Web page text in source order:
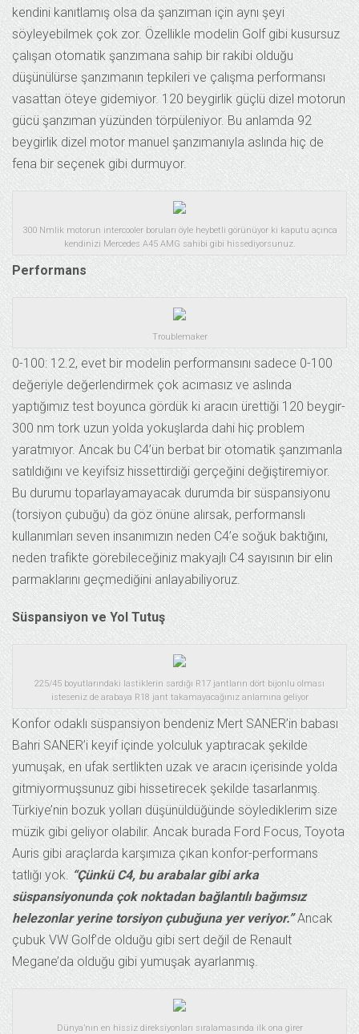
kendini kanıtlamış olsa da şanzıman için aynı şeyi
söyleyebilmek çok zor. Özellikle modelin Golf gibi kusursuz
çalışan otomatik şanzımana sahip bir rakibi olduğu
düşünülürse şanzımanın tepkileri ve çalışma performansı
vasattan öteye gidemiyor. 120 beygirlik güçlü dizel motorun
gücü şanzıman yüzünden törpüleniyor. Bu anlamda 92
beygirlik dizel motor manuel şanzımanıyla aslında hiç de
fena bir seçenek gibi durmuyor.
300 Nmlik motorun intercooler boruları öyle heybetli görünüyor ki kaputu açınca
kendinizi Mercedes A45 AMG sahibi gibi hissediyorsunuz.
Performans
Troublemaker
0-100: 12.2, evet bir modelin performansını sadece 0-100
değeriyle değerlendirmek çok acımasız ve aslında
yaptığımız test boyunca gördük ki aracın ürettiği 120 beygir-
300 nm tork uzun yolda yokuşlarda dahi hiç problem
yaratmıyor. Ancak bu C4’ün berbat bir otomatik şanzımanla
satıldığını ve keyifsiz hissettirdiği gerçeğini değiştiremiyor.
Bu durumu toparlayamayacak durumda bir süspansiyonu
(torsiyon çubuğu) da göz önüne alırsak, performanslı
kullanımları seven insanımızın neden C4’e soğuk baktığını,
neden trafikte görebileceğiniz makyajlı C4 sayısının bir elin
parmaklarını geçmediğini anlayabiliyoruz.
Süspansiyon ve Yol Tutuş
225/45 boyutlarındaki lastiklerin sardığı R17 jantların dört bijonlu olması
isteseniz de arabaya R18 jant takamayacağınız anlamına geliyor
Konfor odaklı süspansiyon bendeniz Mert SANER’in babası
Bahri SANER’i keyif içinde yolculuk yaptıracak şekilde
yumuşak, en ufak sertlikten uzak ve aracın içerisinde yolda
gitmiyormuşsunuz gibi hissetirecek şekilde tasarlanmış.
Türkiye’nin bozuk yolları düşünüldüğünde söylediklerim size
müzik gibi geliyor olabilir. Ancak burada Ford Focus, Toyota
Auris gibi araçlarda karşımıza çıkan konfor-performans
tatlığı yok. “Çünkü C4, bu arabalar gibi arka
süspansiyonunda çok noktadan bağlantılı bağımsız
helezonlar yerine torsiyon çubuğuna yer veriyor.”Ancak
çubuk VW Golf’de olduğu gibi sert değil de Renault
Megane’da olduğu gibi yumuşak ayarlanmış.
Dünya’nın en hissiz direksiyonları sıralamasında ilk ona girer